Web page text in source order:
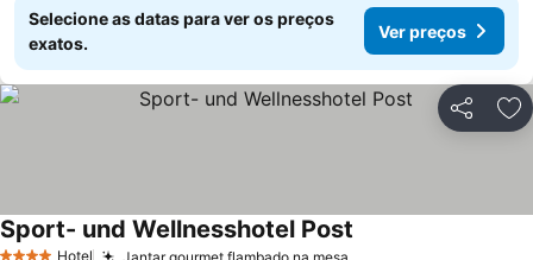
Selecione as datas para ver os preços
exatos.
Ver preços
Partilhar
Hotel Jantar gourmet flambado na mesa
Sport- und Wellnesshotel Post